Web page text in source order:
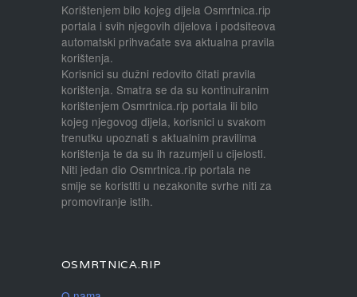
Korištenjem bilo kojeg dijela Osmrtnica.rip
portala i svih njegovih dijelova i podsiteova
automatski prihvaćate sva aktualna pravila
korištenja.
Korisnici su dužni redovito čitati pravila
korištenja. Smatra se da su kontinuiranim
korištenjem Osmrtnica.rip portala ili bilo
kojeg njegovog dijela, korisnici u svakom
trenutku upoznati s aktualnim pravilima
korištenja te da su ih razumjeli u cijelosti.
Niti jedan dio Osmrtnica.rip portala ne
smije se koristiti u nezakonite svrhe niti za
promoviranje istih.
OSMRTNICA.RIP